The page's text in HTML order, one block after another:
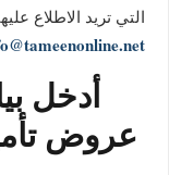
التي تريد الاطلاع
أدخل
عروض